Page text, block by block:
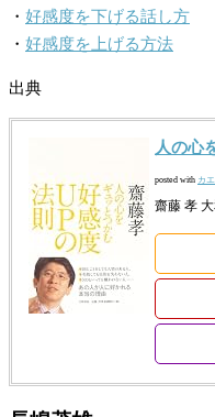
・ 好感度を下げる話し方
・ 好感度を上げる方法
出典
人の心
posted with カ
齋藤 孝